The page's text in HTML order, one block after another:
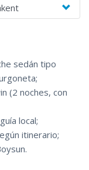
sedán tipo
(2 noches, con
local;
itinerario;